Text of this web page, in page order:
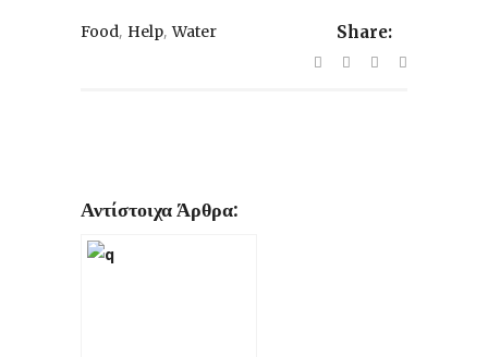
Food, Help,Water Share:
Αντίστοιχα Άρθρα: